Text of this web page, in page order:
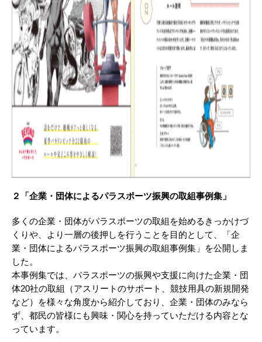
２「企業・団体によるパラスポーツ振興の取組事例集」
多くの企業・団体がパラスポーツの取組を始めるきっかけづ
くりや、より一層の後押しを行うことを目的として、「企
業・団体によるパラスポーツ振興の取組事例集」を公開しま
した。
本事例集では、パラスポーツの振興や支援に向けた企業・団
体20社の取組（アスリートのサポート、競技用具の新規開発
など）を様々な角度から紹介しており、企業・団体のみなら
ず、都民の皆様にも興味・関心を持っていただける内容とな
っています。